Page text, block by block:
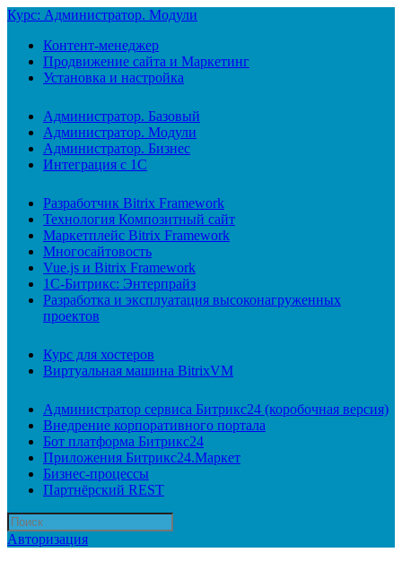
Курс: Администратор. Модули
Контент-менеджер
Продвижение сайта и Маркетинг
Установка и настройка
Администратор. Базовый
Администратор. Модули
Администратор. Бизнес
Интеграция с 1С
Разработчик Bitrix Framework
Технология Композитный сайт
Маркетплейс Bitrix Framework
Многосайтовость
Vue.js и Bitrix Framework
1С-Битрикс: Энтерпрайз
Разработка и эксплуатация высоконагруженных
проектов
Курс для хостеров
Виртуальная машина BitrixVM
Администратор сервиса Битрикс24 (коробочная версия)
Внедрение корпоративного портала
Бот платформа Битрикс24
Приложения Битрикс24.Маркет
Бизнес-процессы
Партнёрский REST
Авторизация